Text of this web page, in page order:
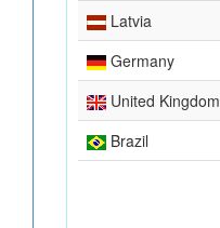
Latvia
Germany
United Kingdom
Brazil